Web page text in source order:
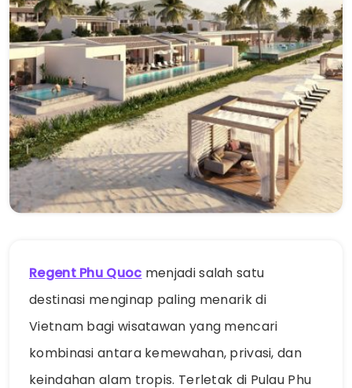
Regent Phu Quoc menjadi salah satu
destinasi menginap paling menarik di
Vietnam bagi wisatawan yang mencari
kombinasi antara kemewahan, privasi, dan
keindahan alam tropis. Terletak di Pulau Phu